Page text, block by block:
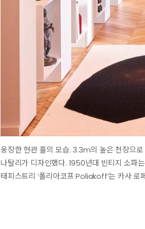
웅장한 현관 홀의 모습. 3.3m의 높은 천장으
나탈리가 디자인했다. 1950년대 빈티지 소
태피스트리 ‘폴리아코프 Poliakoff’는 카사